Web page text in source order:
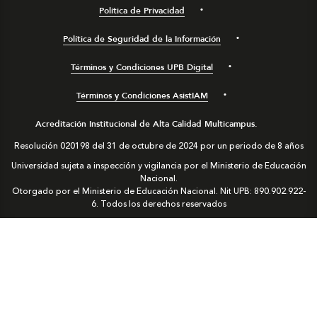
Política de Privacidad
Política de Seguridad de la Información
Términos y Condiciones UPB Digital
Términos y Condiciones AsistIAM
Acreditación Institucional de Alta Calidad Multicampus.
Resolución 020198 del 31 de octubre de 2024 por un periodo de 8 años
Universidad sujeta a inspección y vigilancia por el Ministerio de Educación
Nacional.
Otorgado por el Ministerio de Educación Nacional. Nit UPB: 890.902.922-
6. Todos los derechos reservados